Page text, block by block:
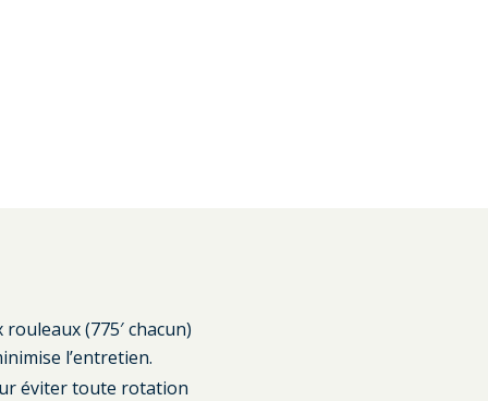
(775′ chacun)
l’entretien.
éviter toute rotation